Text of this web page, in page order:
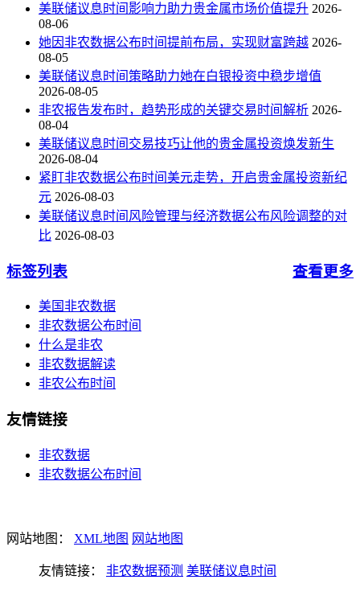
美联储议息时间影响力助力贵金属市场价值提升 2026-
08-06
她因非农数据公布时间提前布局，实现财富跨越 2026-
08-05
美联储议息时间策略助力她在白银投资中稳步增值
2026-08-05
非农报告发布时，趋势形成的关键交易时间解析 2026-
08-04
美联储议息时间交易技巧让他的贵金属投资焕发新生
2026-08-04
紧盯非农数据公布时间美元走势，开启贵金属投资新纪
元 2026-08-03
美联储议息时间风险管理与经济数据公布风险调整的对
比 2026-08-03
标签列表 查看更多
美国非农数据
非农数据公布时间
什么是非农
非农数据解读
非农公布时间
友情链接
非农数据
非农数据公布时间
网站地图： XML地图 网站地图
友情链接： 非农数据预测 美联储议息时间